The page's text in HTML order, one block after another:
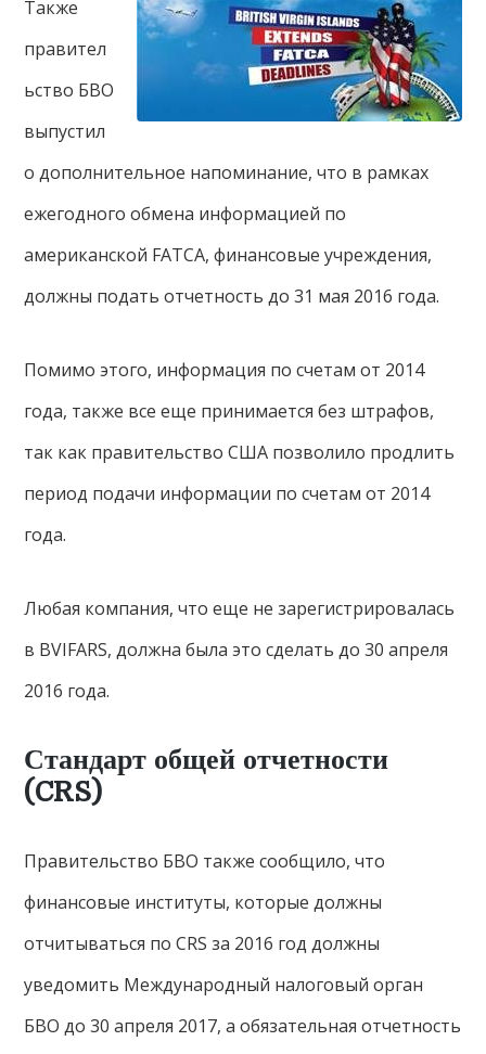
Также
правител
ьство БВО
выпустил
о дополнительное напоминание, что в рамках
ежегодного обмена информацией по
американской FATCA, финансовые учреждения,
должны подать отчетность до 31 мая 2016 года.
Помимо этого, информация по счетам от 2014
года, также все еще принимается без штрафов,
так как правительство США позволило продлить
период подачи информации по счетам от 2014
года.
Любая компания, что еще не зарегистрировалась
в BVIFARS, должна была это сделать до 30 апреля
2016 года.
Стандарт общей отчетности
(CRS)
Правительство БВО также сообщило, что
финансовые институты, которые должны
отчитываться по CRS за 2016 год должны
уведомить Международный налоговый орган
БВО до 30 апреля 2017, а обязательная отчетность